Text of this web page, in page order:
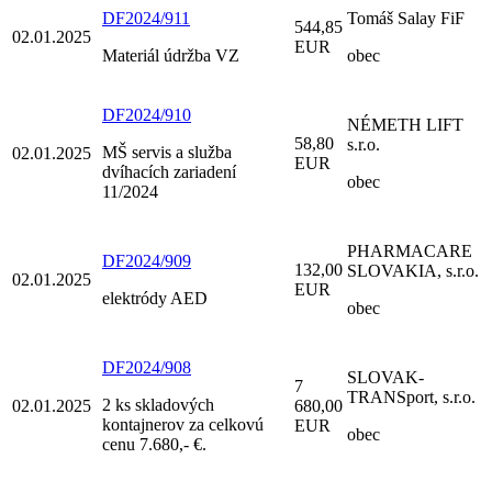
02.01.2025
DF2024/911
Materiál údržba VZ
544,85
EUR
Tomáš Salay FiF
obec
02.01.2025
DF2024/910
MŠ servis a služba
dvíhacích zariadení
11/2024
58,80
EUR
NÉMETH LIFT
s.r.o.
obec
02.01.2025
DF2024/909
elektródy AED
132,00
EUR
PHARMACARE
SLOVAKIA, s.r.o.
obec
02.01.2025
DF2024/908
2 ks skladových
kontajnerov za celkovú
cenu 7.680,- €.
7
680,00
EUR
SLOVAK-
TRANSport, s.r.o.
obec